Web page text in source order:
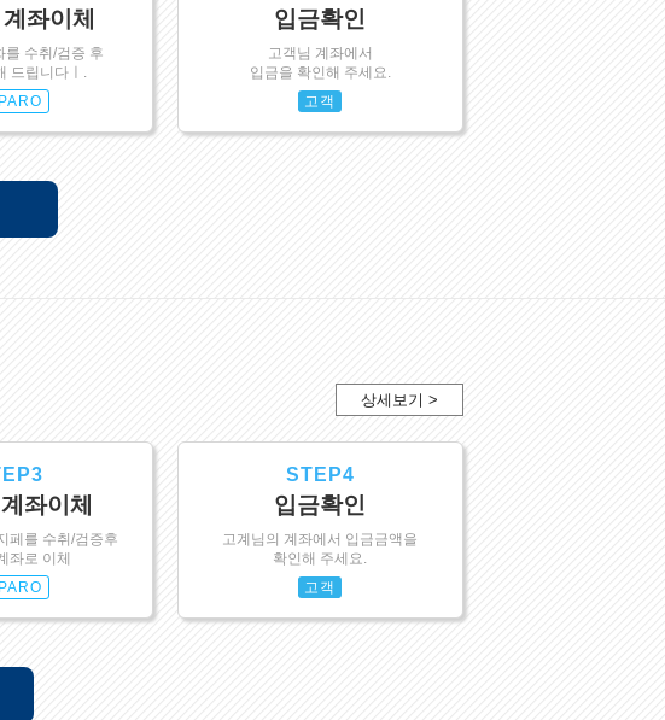
좌이체
를 수취/검증 후
드립니다ㅣ.
입금확인
고객님 계좌에서
입금을 확인해 주세요.
고객
상세보기 >
좌이체
페를 수취/검증후
좌로 이체
STEP4
입금확인
고계님의 계좌에서 입금금액을
확인해 주세요.
고객